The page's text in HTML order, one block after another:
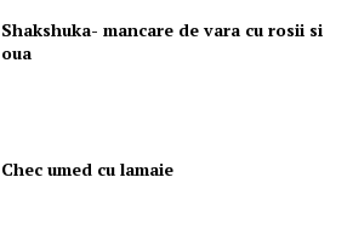
Shakshuka- mancare de vara cu rosii si
oua
Chec umed cu lamaie